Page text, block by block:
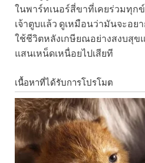
ในพาร์ทเนอร์สี่ขาที่เคยร่วมทุก
เจ้าตูบแล้ว ดูเหมือนว่ามันจะอ
ใช้ชีวิตหลังเกษียณอย่างสงบสุข
แสนเหน็ดเหนื่อยไปเสียที